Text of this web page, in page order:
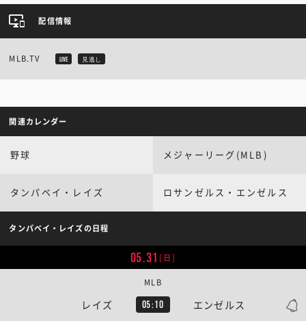
配信情報
MLB.TV LIVE 見逃し
関連カレンダー
野球 メジャーリーグ(MLB)
タンパベイ・レイズ ロサンゼルス・エンゼルス
タンパベイ・レイズの日程
05.31 [日]
レイズ 05:10 エンゼルス
MLB